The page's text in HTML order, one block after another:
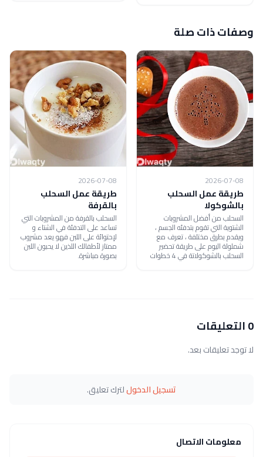
وصفات ذات صلة
2026-07-08
طريقة عمل السحلب
بالشوكولا
السحلب من أفضل المشروبات
الشتوية التي تقوم بتدفئه الجسم ،
ويقدم بطرق مختلفة ، تعرف مع
شملولة اليوم على طريقة تحضير
السحلب بالشوكولاتة في 4 خطوات
2026-07-08
طريقة عمل السحلب
بالقرفة
السحلب بالقرفة من المشروبات التي
تساعد على التدفئة في الشتاء و
لإحتوائة على اللبن فهو يعد مشروب
ممتاز لأطفالك اللذين لا يحبون اللبن
بصورة مباشرة.
0 التعليقات
لا توجد تعليقات بعد.
تسجيل الدخوللترك تعليق.
معلومات الاتصال